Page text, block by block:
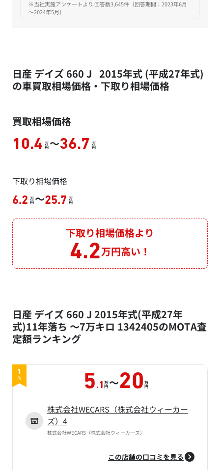
※当社実施アンケートより 回答数3,645件（回答期間：2023年6月
～2024年5月）
日産 デイズ 660 J 2015年式 (平成27年式)
の車買取相場価格・下取り相場価格
買取相場価格
10.4 万
円 ～36.7 万
円
下取り相場価格
6.2 万
円 ～25.7 万
円
下取り相場価格より
4.2万円高い！
日産 デイズ 660 J 2015年式(平成27年
式)11年落ち ～7万キロ 1342405のMOTA査
定額ランキング
1
位 5 .1 万
円 ～20 万
円
株式会社WECARS（株式会社ウィーカー
ズ）4
株式会社WECARS（株式会社ウィーカーズ）
この店舗の口コミを見る